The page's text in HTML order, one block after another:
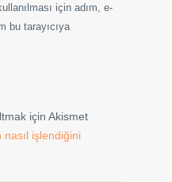
için adım, e-
bu tarayıcıya
için Akismet
işlendiğini